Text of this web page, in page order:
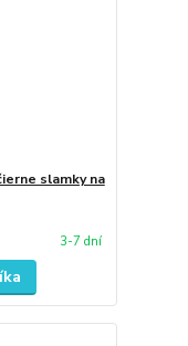
slamky na
3-7 dní